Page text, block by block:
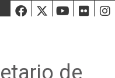
Facebook
Twiiter
de